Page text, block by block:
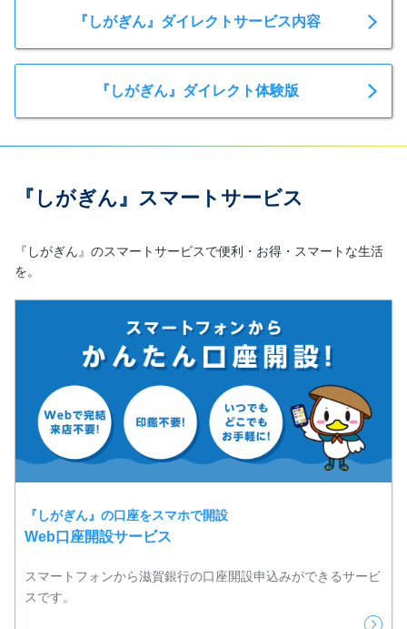
『しがぎん』ダイレクトサービス内容
『しがぎん』ダイレクト体験版
『しがぎん』スマートサービス
『しがぎん』のスマートサービスで便利・お得・スマートな生活
を。
『しがぎん』の口座をスマホで開設
Web口座開設サービス
スマートフォンから滋賀銀行の口座開設申込みができるサービ
スです。